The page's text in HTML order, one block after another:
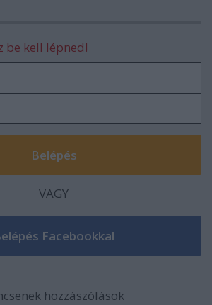
be kell lépned!
VAGY
hozzászólások